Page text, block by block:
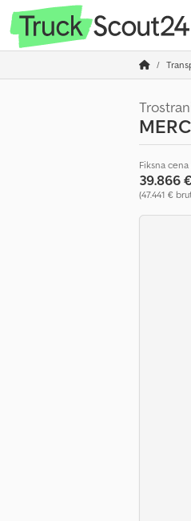
Fiksna cena
39.866 €
(47.441 €